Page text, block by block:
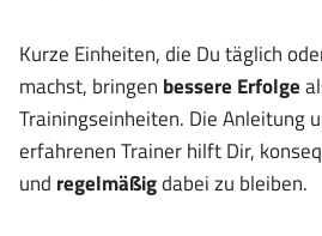
Kurze Einheiten, die Du täglich
machst, bringen bessere Erfolge
Trainingseinheiten. Die Anleitung
erfahrenen Trainer hilft Dir,
und regelmäßigdabei zu bleiben.